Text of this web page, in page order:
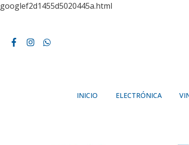
googlef2d1455d5020445a.html
INICIO ELECTRÓNICA